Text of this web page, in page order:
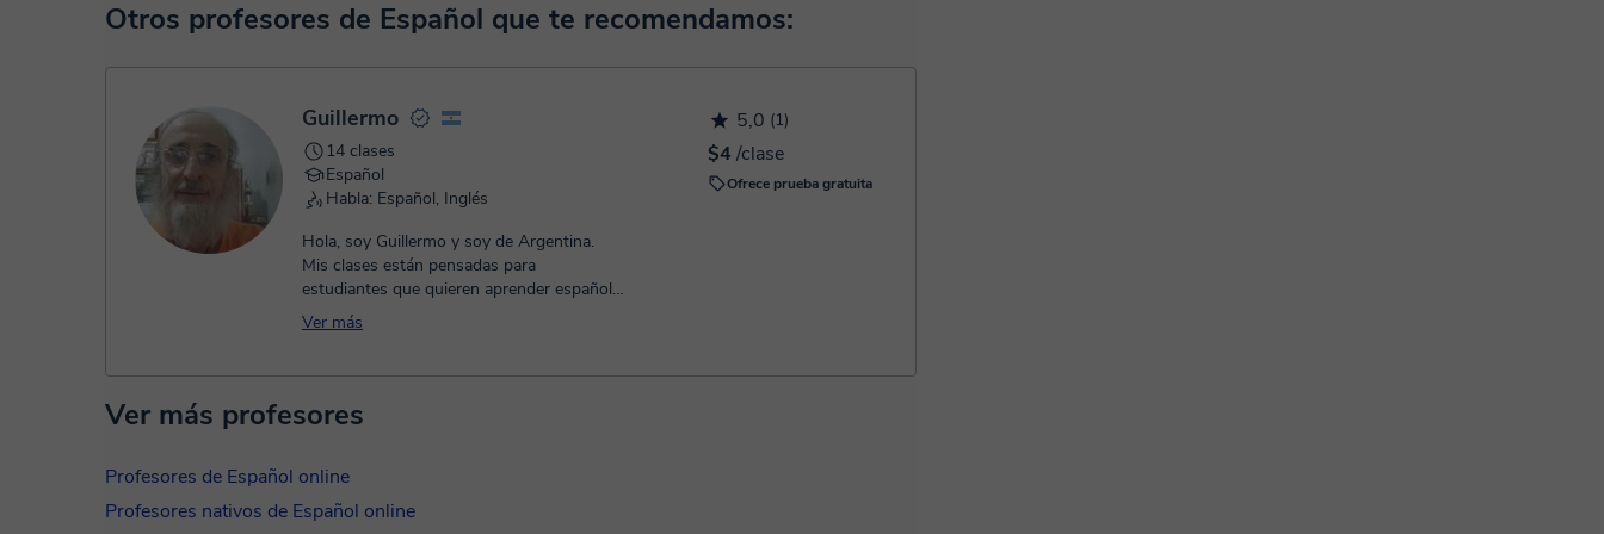
En el momento en que selecciones una clase o un pack de horas, podrás realizar el pago mediante nuestro
TPV virtual. Tienes dos opciones para efectuar el pago:
Una vez realices el pago de la clase, recibirás un e-mail de confirmación de la reserva.
Otros profesores de Español que te recomendamos:
5,0 (1)
$4 /clase
Ofrece prueba gratuita
Guillermo
14 clases
Español
Habla: Español, Inglés
Hola, soy Guillermo y soy de Argentina.
Mis clases están pensadas para
estudiantes que quieren aprender español
de manera tranquila y natural. Me gus...
Ver más
Ver más profesores
Profesores de Español online
Profesores nativos de Español online